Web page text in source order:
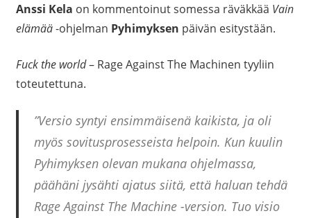
Anssi Kela on kommentoinut somessa räväkkää Vain
elämää-ohjelman Pyhimyksen päivän esitystään.
Fuck the world– Rage Against The Machinen tyyliin
toteutettuna.
”Versio syntyi ensimmäisenä kaikista, ja oli
myös sovitusprosesseista helpoin. Kun kuulin
Pyhimyksen olevan mukana ohjelmassa,
päähäni jysähti ajatus siitä, että haluan tehdä
Rage Against The Machine -version. Tuo visio